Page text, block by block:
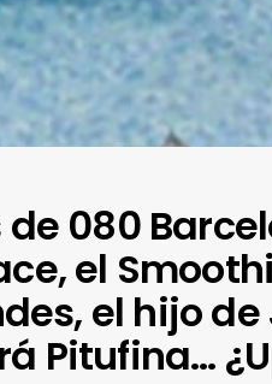
080
el
el hijo
Pitufina…